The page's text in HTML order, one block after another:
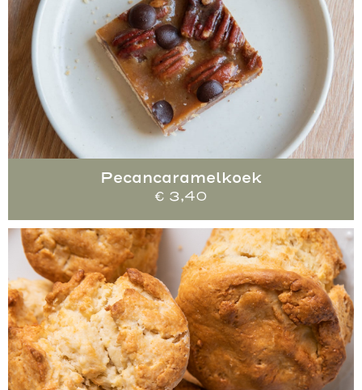
Pecancaramelkoek
€ 3,40